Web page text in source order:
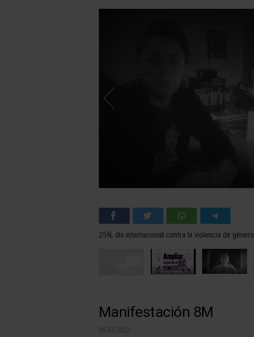
25N, día internacional contra la violencia de género
Manifestación 8M
08-03-2022